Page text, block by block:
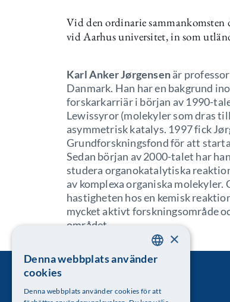
Vid den ordinarie sammankomsten
vid Aarhus universitet, in som
Karl Anker Jørgensenär
Danmark. Han har en bakgrund
forskarkarriär i början av 1990-
Lewissyror (molekyler som dras
asymmetrisk katalys. 1997 fick
Grundforskningsfond för att
Sedan början av 2000-talet har
studera organokatalytiska
av komplexa organiska molekyler.
hastigheten hos en kemisk
mycket aktivt forskningsområde
området.
SWEDISH
×
Denna webbplats använder
cookies
Denna webbplats använder cookies för att